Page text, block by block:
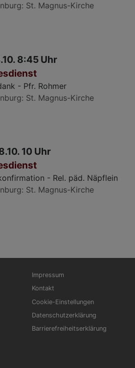
St. Magnus-Kirche
8:45 Uhr
- Pfr. Rohmer
St. Magnus-Kirche
10 Uhr
- Rel. päd. Näpflein
St. Magnus-Kirche
Fußbereichsmenü
Impressum
Kontakt
Cookie-Einstellungen
Datenschutzerklärung
Barrierefreiheitserklärung